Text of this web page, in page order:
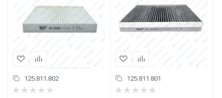
125.811.802 125.811.801